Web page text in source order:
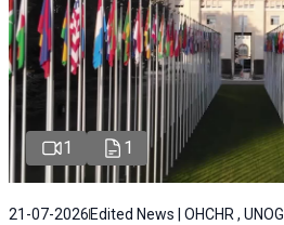
1 1
21-07-2026 Edited News | OHCHR , UNOG